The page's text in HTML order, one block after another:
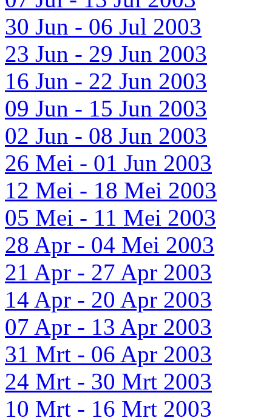
30 Jun - 06 Jul 2003
23 Jun - 29 Jun 2003
16 Jun - 22 Jun 2003
09 Jun - 15 Jun 2003
02 Jun - 08 Jun 2003
26 Mei - 01 Jun 2003
12 Mei - 18 Mei 2003
05 Mei - 11 Mei 2003
28 Apr - 04 Mei 2003
21 Apr - 27 Apr 2003
14 Apr - 20 Apr 2003
07 Apr - 13 Apr 2003
31 Mrt - 06 Apr 2003
24 Mrt - 30 Mrt 2003
10 Mrt - 16 Mrt 2003